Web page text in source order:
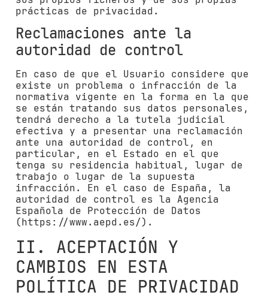
prácticas de privacidad.
Reclamaciones ante la
autoridad de control
En caso de que el Usuario considere que
existe un problema o infracción de la
normativa vigente en la forma en la que
se están tratando sus datos personales,
tendrá derecho a la tutela judicial
efectiva y a presentar una reclamación
ante una autoridad de control, en
particular, en el Estado en el que
tenga su residencia habitual, lugar de
trabajo o lugar de la supuesta
infracción. En el caso de España, la
autoridad de control es la Agencia
Española de Protección de Datos
(https://www.aepd.es/).
II. ACEPTACIÓN Y
CAMBIOS EN ESTA
POLÍTICA DE PRIVACIDAD